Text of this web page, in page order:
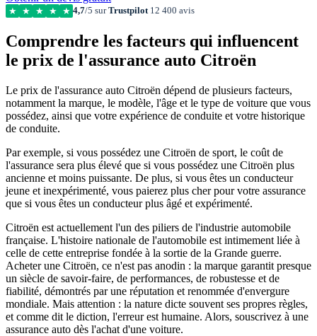
★ ★ ★ ★ ★ 4,7/5 surTrustpilot12 400 avis
Comprendre les facteurs qui influencent
le prix de l'assurance auto Citroën
Le prix de l'assurance auto Citroën dépend de plusieurs facteurs,
notamment la marque, le modèle, l'âge et le type de voiture que vous
possédez, ainsi que votre expérience de conduite et votre historique
de conduite.
Par exemple, si vous possédez une Citroën de sport, le coût de
l'assurance sera plus élevé que si vous possédez une Citroën plus
ancienne et moins puissante. De plus, si vous êtes un conducteur
jeune et inexpérimenté, vous paierez plus cher pour votre assurance
que si vous êtes un conducteur plus âgé et expérimenté.
Citroën est actuellement l'un des piliers de l'industrie automobile
française. L'histoire nationale de l'automobile est intimement liée à
celle de cette entreprise fondée à la sortie de la Grande guerre.
Acheter une Citroën, ce n'est pas anodin : la marque garantit presque
un siècle de savoir-faire, de performances, de robustesse et de
fiabilité, démontrés par une réputation et renommée d'envergure
mondiale. Mais attention : la nature dicte souvent ses propres règles,
et comme dit le diction, l'erreur est humaine. Alors, souscrivez à une
assurance auto dès l'achat d'une voiture.